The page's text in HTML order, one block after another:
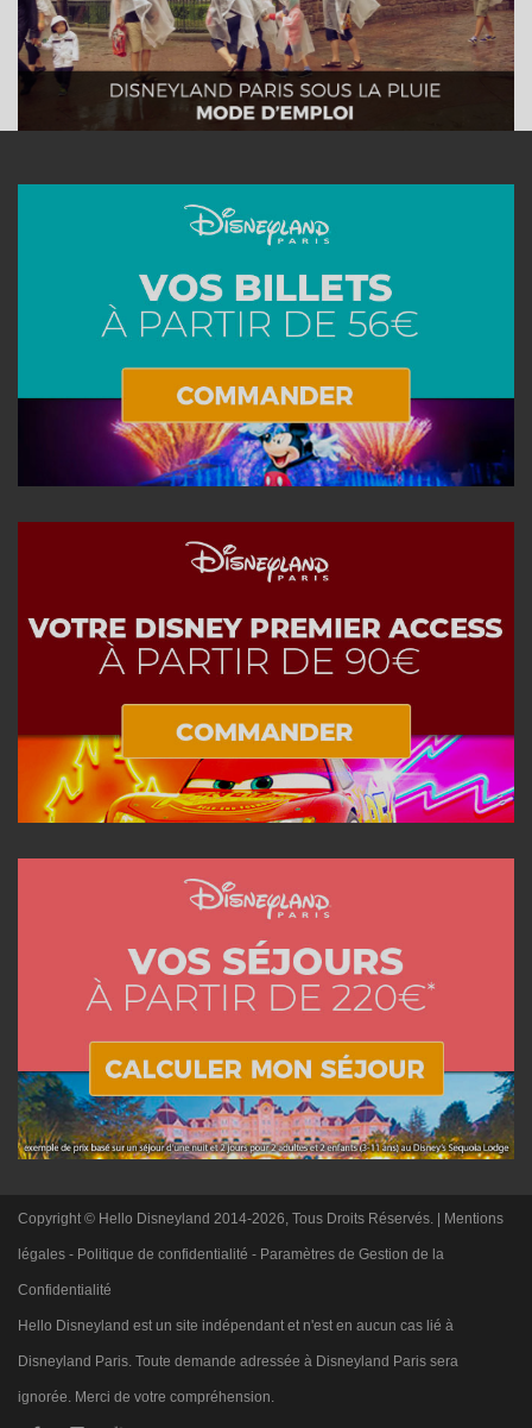
Copyright © Hello Disneyland 2014-2026, Tous Droits Réservés. | Mentions
légales - Politique de confidentialité - Paramètres de Gestion de la
Confidentialité
Hello Disneyland est un site indépendant et n'est en aucun cas lié à
Disneyland Paris. Toute demande adressée à Disneyland Paris sera
ignorée. Merci de votre compréhension.